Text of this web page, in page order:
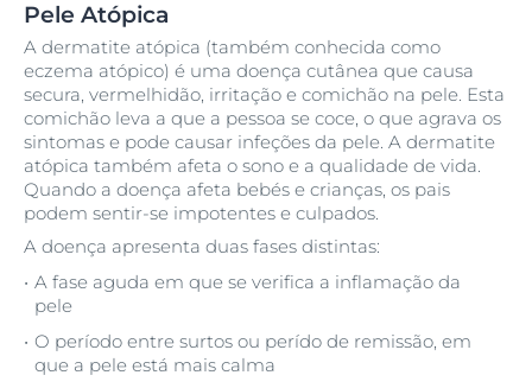
Pele Atópica
A dermatite atópica (também conhecida como
eczema atópico) é uma doença cutânea que causa
secura, vermelhidão, irritação e comichão na pele. Esta
comichão leva a que a pessoa se coce, o que agrava os
sintomas e pode causar infeções da pele. A dermatite
atópica também afeta o sono e a qualidade de vida.
Quando a doença afeta bebés e crianças, os pais
podem sentir-se impotentes e culpados.
A doença apresenta duas fases distintas:
A fase aguda em que se verifica a inflamação da
pele
O período entre surtos ou perído de remissão, em
que a pele está mais calma